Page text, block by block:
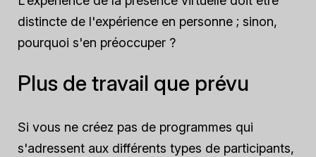
distincte de l'expérience en personne ; sinon,
pourquoi s'en préoccuper ?
Plus de travail que prévu
Si vous ne créez pas de programmes qui
s'adressent aux différents types de participants,